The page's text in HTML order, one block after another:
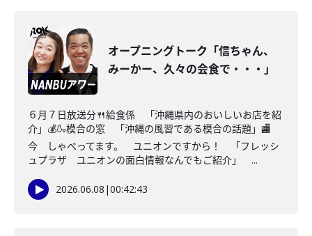
オープニングトーク「信ちゃん、
みーかー、久々の会食で・・・」
６月７日放送分🍴給食係 「沖縄県内のおいしいお店を紹
介」💰🍶模合の窓 「沖縄の風習である模合の話題」🏬
今 しゃべってます。 ユニオンですから！ 「フレッシ
ュプラザ ユニオンの面白情報なんでもご紹介」 ...
2026.06.08 |00:42:43